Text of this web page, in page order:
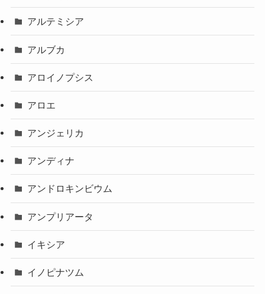
アルテミシア
アルブカ
アロイノプシス
アロエ
アンジェリカ
アンディナ
アンドロキンビウム
アンプリアータ
イキシア
イノピナツム